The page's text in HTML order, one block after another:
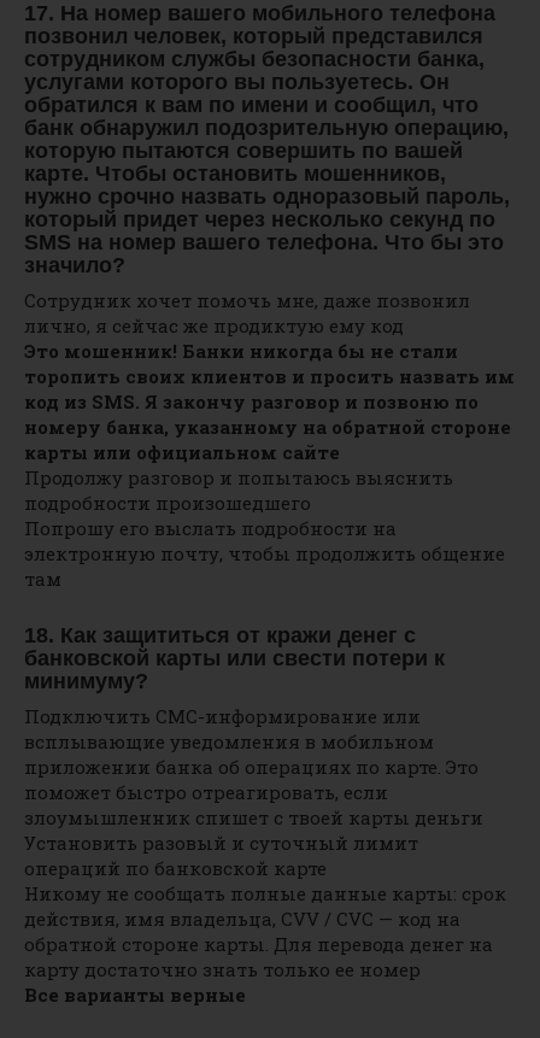
17. На номер вашего мобильного телефона
позвонил человек, который представился
сотрудником службы безопасности банка,
услугами которого вы пользуетесь. Он
обратился к вам по имени и сообщил, что
банк обнаружил подозрительную операцию,
которую пытаются совершить по вашей
карте. Чтобы остановить мошенников,
нужно срочно назвать одноразовый пароль,
который придет через несколько секунд по
SMS на номер вашего телефона. Что бы это
значило?
Сотрудник хочет помочь мне, даже позвонил
лично, я сейчас же продиктую ему код
Это мошенник! Банки никогда бы не стали
торопить своих клиентов и просить назвать им
код из SMS. Я закончу разговор и позвоню по
номеру банка, указанному на обратной стороне
карты или официальном сайте
Продолжу разговор и попытаюсь выяснить
подробности произошедшего
Попрошу его выслать подробности на
электронную почту, чтобы продолжить общение
там
18. Как защититься от кражи денег с
банковской карты или свести потери к
минимуму?
Подключить СМС-информирование или
всплывающие уведомления в мобильном
приложении банка об операциях по карте. Это
поможет быстро отреагировать, если
злоумышленник спишет с твоей карты деньги
Установить разовый и суточный лимит
операций по банковской карте
Никому не сообщать полные данные карты: срок
действия, имя владельца, CVV / CVC — код на
обратной стороне карты. Для перевода денег на
карту достаточно знать только ее номер
Все варианты верные